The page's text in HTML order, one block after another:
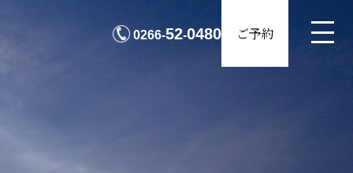
0266-52-0480 ご予約